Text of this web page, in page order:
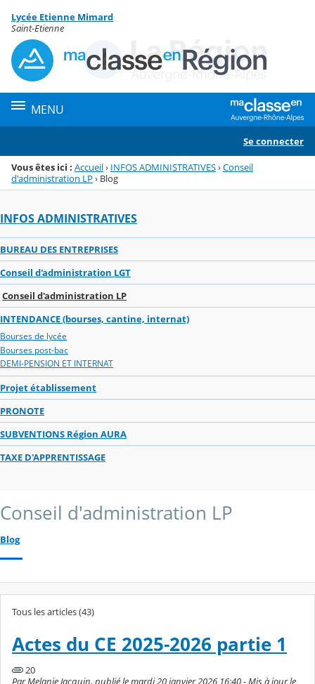
Menu de la rubrique
Contenu
Lycée Etienne Mimard
Saint-Etienne
MENU
Se connecter
Vous êtes ici : Accueil› INFOS ADMINISTRATIVES›Conseil
d'administration LP › Blog
INFOS ADMINISTRATIVES
BUREAU DES ENTREPRISES
Conseil d'administration LGT
Conseil d'administration LP
INTENDANCE (bourses, cantine, internat)
Bourses de lycée
Bourses post-bac
DEMI-PENSION ET INTERNAT
Projet établissement
PRONOTE
SUBVENTIONS Région AURA
TAXE D'APPRENTISSAGE
Conseil d'administration LP
Blog
Tous les articles (43)
Actes du CE 2025-2026 partie 1
20
Par Melanie Jacquin, publié le mardi 20 janvier 2026 16:40 - Mis à jour le